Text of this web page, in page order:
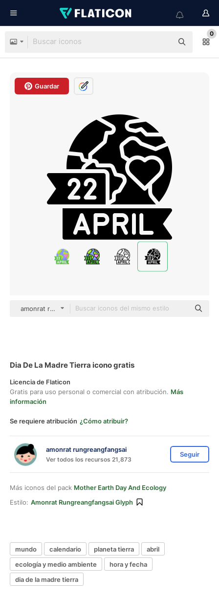
0
Guardar
amonrat rungreangfangsai Glyph
Dia De La Madre Tierra icono gratis
Licencia de Flaticon
Gratis para uso personal o comercial con atribución. Más
información
Se requiere atribución ¿Cómo atribuir?
amonrat rungreangfangsai
Ver todos los recursos 21,873
Seguir
Más iconos del pack Mother Earth Day And Ecology
Estilo: Amonrat Rungreangfangsai Glyph
mundo calendario planeta tierra
abril
ecología y medio ambiente
hora y fecha
dia de la madre tierra